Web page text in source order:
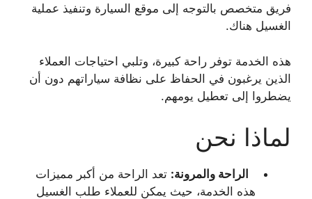
فريق متخصص بالتوجه إلى موقع السيارة وتنفيذ عملية
الغسيل هناك.
هذه الخدمة توفر راحة كبيرة، وتلبي احتياجات العملاء
الذين يرغبون في الحفاظ على نظافة سياراتهم دون أن
يضطروا إلى تعطيل يومهم.
لماذا نحن
الراحة والمرونة: تعد الراحة من أكبر مميزات
هذه الخدمة، حيث يمكن للعملاء طلب الغسيل